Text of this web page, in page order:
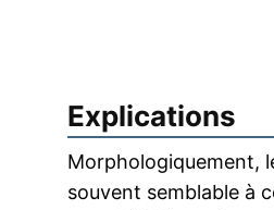
Explications
Morphologiquement,
souvent semblable à